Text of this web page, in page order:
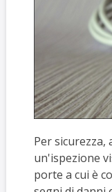
Per sicurezza,
un'ispezione
porte a cui è